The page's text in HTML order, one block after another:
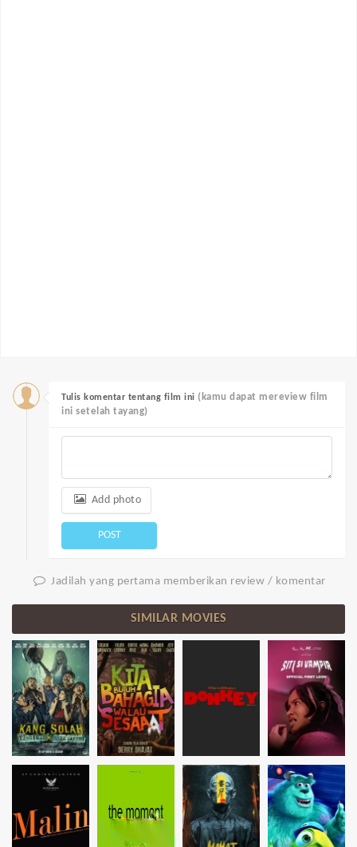
Tulis komentar tentang film ini (kamu dapat mereview film
ini setelah tayang)
Add photo
POST
Jadilah yang pertama memberikan review / komentar
SIMILAR MOVIES